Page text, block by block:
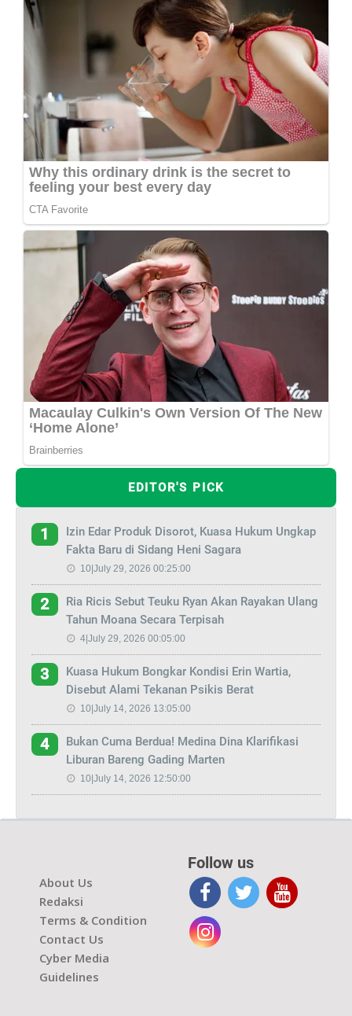
EDITOR'S PICK
1
Izin Edar Produk Disorot, Kuasa Hukum Ungkap
Fakta Baru di Sidang Heni Sagara
10|July 29, 2026 00:25:00
2
Ria Ricis Sebut Teuku Ryan Akan Rayakan Ulang
Tahun Moana Secara Terpisah
4|July 29, 2026 00:05:00
3
Kuasa Hukum Bongkar Kondisi Erin Wartia,
Disebut Alami Tekanan Psikis Berat
10|July 14, 2026 13:05:00
4
Bukan Cuma Berdua! Medina Dina Klarifikasi
Liburan Bareng Gading Marten
10|July 14, 2026 12:50:00
About Us
Redaksi
Terms & Condition
Contact Us
Cyber Media
Guidelines
Follow us